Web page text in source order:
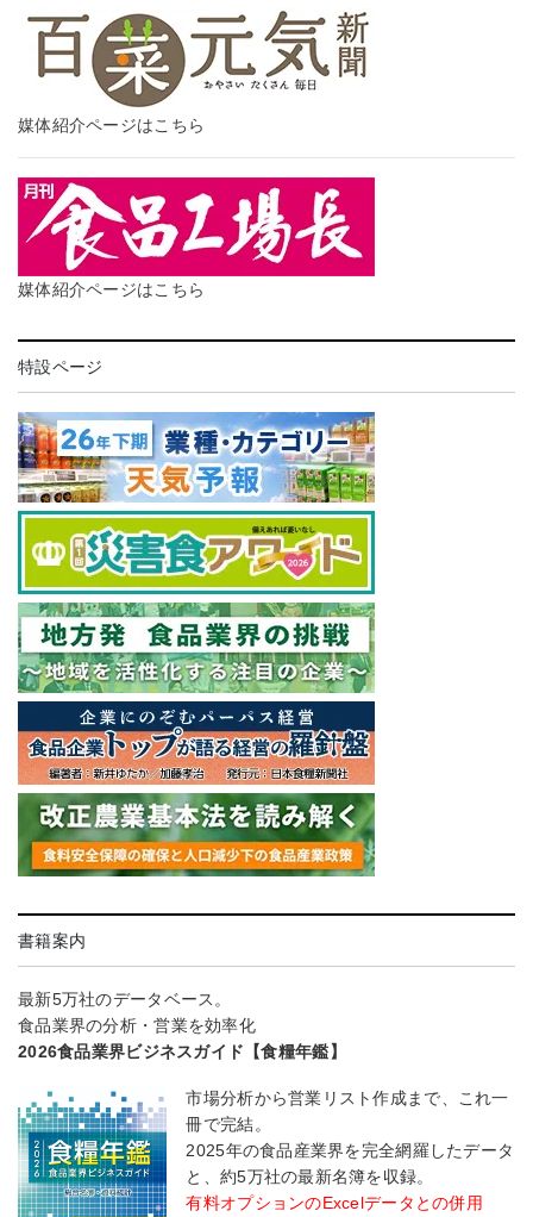
媒体紹介ページはこちら
媒体紹介ページはこちら
特設ページ
書籍案内
最新5万社のデータベース。
食品業界の分析・営業を効率化
2026食品業界ビジネスガイド【食糧年鑑】
市場分析から営業リスト作成まで、これ一
冊で完結。
2025年の食品産業界を完全網羅したデータ
と、約5万社の最新名簿を収録。
有料オプションのExcelデータとの併用